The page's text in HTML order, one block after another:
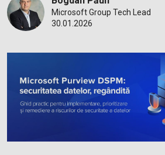
Microsoft Group Tech Lead
30.01.2026